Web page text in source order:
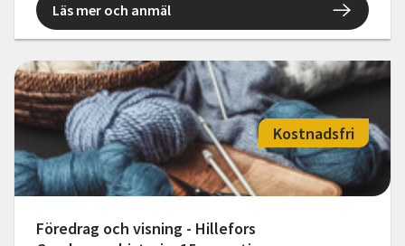
Läs mer och anmäl
Föredrag och visning - Hillefors
Kostnadsfri